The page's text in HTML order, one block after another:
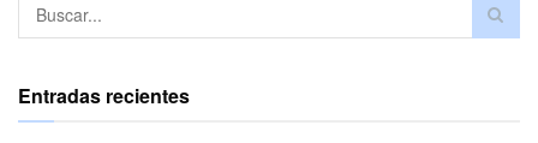
Entradas recientes